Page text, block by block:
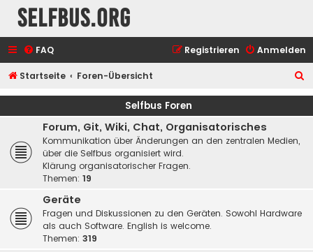
selfbus.org
FAQ Anmelden
Registrieren
Startseite Foren-Übersicht
u
Selfbus Foren
Forum, Git, Wiki, Chat, Organisatorisches
Kommunikation über Änderungen an den zentralen Medien,
über die Selfbus organisiert wird.
Klärung organisatorischer Fragen.
Themen: 19
Geräte
Fragen und Diskussionen zu den Geräten. Sowohl Hardware
als auch Software. English is welcome.
Themen: 319